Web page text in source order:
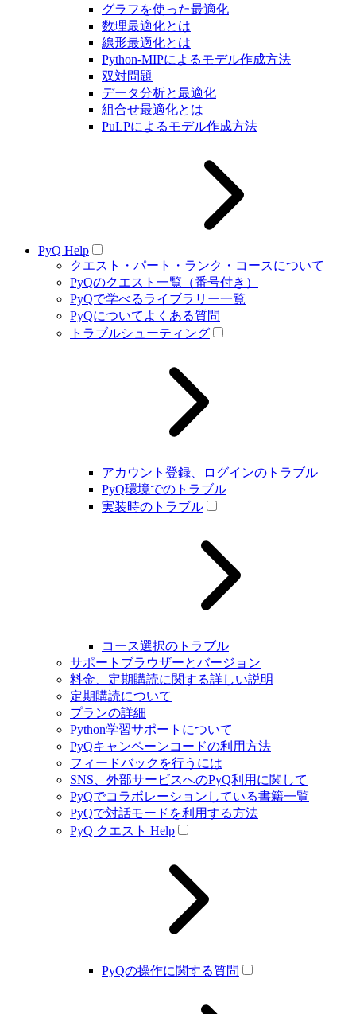
グラフを使った最適化
数理最適化とは
線形最適化とは
Python-MIPによるモデル作成方法
双対問題
データ分析と最適化
組合せ最適化とは
PuLPによるモデル作成方法
PyQ Help
クエスト・パート・ランク・コースについて
PyQのクエスト一覧（番号付き）
PyQで学べるライブラリー一覧
PyQについてよくある質問
トラブルシューティング
アカウント登録、ログインのトラブル
PyQ環境でのトラブル
実装時のトラブル
コース選択のトラブル
サポートブラウザーとバージョン
料金、定期購読に関する詳しい説明
定期購読について
プランの詳細
Python学習サポートについて
PyQキャンペーンコードの利用方法
フィードバックを行うには
SNS、外部サービスへのPyQ利用に関して
PyQでコラボレーションしている書籍一覧
PyQで対話モードを利用する方法
PyQ クエスト Help
PyQの操作に関する質問